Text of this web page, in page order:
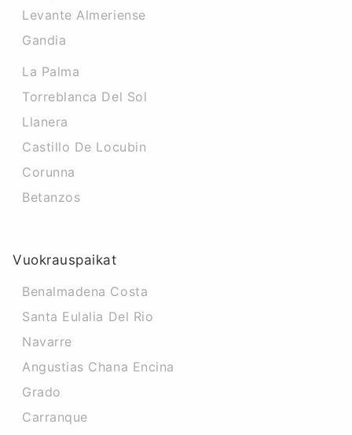
Levante Almeriense
Gandia
La Palma
Torreblanca Del Sol
Llanera
Castillo De Locubin
Corunna
Betanzos
Vuokrauspaikat
Benalmadena Costa
Santa Eulalia Del Rio
Navarre
Angustias Chana Encina
Grado
Carranque